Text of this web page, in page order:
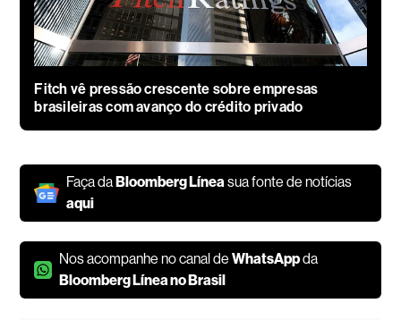
Fitch vê pressão crescente sobre empresas
brasileiras com avanço do crédito privado
Faça daBloomberg Líneasua fonte de notícias
aqui
Nos acompanhe no canal deWhatsAppda
Bloomberg Línea no Brasil